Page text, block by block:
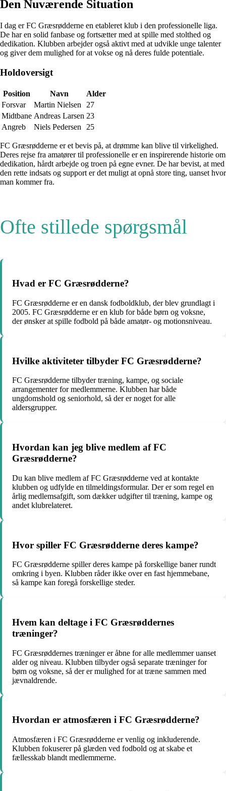
Den Nuværende Situation
I dag er FC Græsrødderne en etableret klub i den professionelle liga.
De har en solid fanbase og fortsætter med at spille med stolthed og
dedikation. Klubben arbejder også aktivt med at udvikle unge talenter
og giver dem mulighed for at vokse og nå deres fulde potentiale.
Holdoversigt
Position Navn
Alder
Forsvar
Martin Nielsen
27
Midtbane Andreas Larsen 23
Angreb
Niels Pedersen 25
FC Græsrødderne er et bevis på, at drømme kan blive til virkelighed.
Deres rejse fra amatører til professionelle er en inspirerende historie om
dedikation, hårdt arbejde og troen på egne evner. De har bevist, at med
den rette indsats og support er det muligt at opnå store ting, uanset hvor
man kommer fra.
Ofte stillede spørgsmål
Hvad er FC Græsrødderne?
FC Græsrødderne er en dansk fodboldklub, der blev grundlagt i
2005. FC Græsrødderne er en klub for både børn og voksne,
der ønsker at spille fodbold på både amatør- og motionsniveau.
Hvilke aktiviteter tilbyder FC Græsrødderne?
FC Græsrødderne tilbyder træning, kampe, og sociale
arrangementer for medlemmerne. Klubben har både
ungdomshold og seniorhold, så der er noget for alle
aldersgrupper.
Hvordan kan jeg blive medlem af FC
Græsrødderne?
Du kan blive medlem af FC Græsrødderne ved at kontakte
klubben og udfylde en tilmeldingsformular. Der er som regel en
årlig medlemsafgift, som dækker udgifter til træning, kampe og
andet klubrelateret.
Hvor spiller FC Græsrødderne deres kampe?
FC Græsrødderne spiller deres kampe på forskellige baner rundt
omkring i byen. Klubben råder ikke over en fast hjemmebane,
så kampe kan foregå forskellige steder.
Hvem kan deltage i FC Græsrøddernes
træninger?
FC Græsrøddernes træninger er åbne for alle medlemmer uanset
alder og niveau. Klubben tilbyder også separate træninger for
børn og voksne, så der er mulighed for at træne sammen med
jævnaldrende.
Hvordan er atmosfæren i FC Græsrødderne?
Atmosfæren i FC Græsrødderne er venlig og inkluderende.
Klubben fokuserer på glæden ved fodbold og at skabe et
fællesskab blandt medlemmerne.